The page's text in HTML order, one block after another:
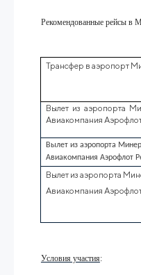
Рекомендованные рейсы в
Трансфер в аэропорт
Вылет из аэропорта
Авиакомпания
Вылет из аэропорта
Авиакомпания Аэрофлот
Вылет из аэропорта
Авиакомпания
Условия участия: